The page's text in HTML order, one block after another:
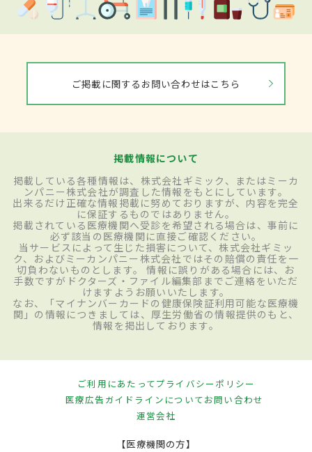
ご掲載に関するお問い合わせはこちら
掲載情報について
掲載している各種情報は、株式会社ギミック、またはミーカ
ンパニー株式会社が調査した情報をもとにしています。
出来るだけ正確な情報掲載に努めておりますが、内容を完全
に保証するものではありません。
掲載されている医療機関へ受診を希望される場合は、事前に
必ず該当の医療機関に直接ご確認ください。
当サービスによって生じた損害について、株式会社ギミッ
ク、およびミーカンパニー株式会社ではその賠償の責任を一
切負わないものとします。 情報に誤りがある場合には、お
手数ですがドクターズ・ファイル編集部までご連絡をいただ
けますようお願いいたします。
なお、「マイナンバーカードの健康保険証利用可能な医療機
関」の情報につきましては、厚生労働省の情報提供のもと、
情報を掲出しております。
ご利用にあたってプライバシーポリシー
医療広告ガイドラインについてお問い合わせ
運営会社
【医療機関の方】